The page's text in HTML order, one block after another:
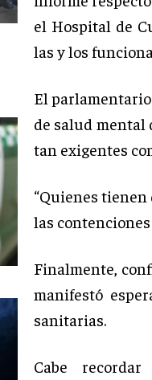
el Hospital de
las y los
El
de salud mental
tan exigentes
“Quienes
las contenciones
Finalmente,
manifestó
sanitarias.
Cabe